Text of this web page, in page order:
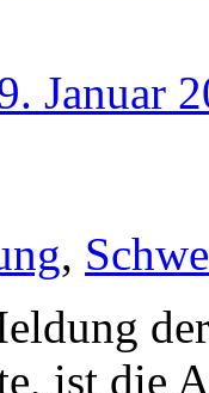
Januar
,
ist die